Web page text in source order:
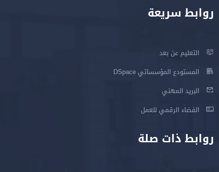
روابط سريعة
التعليم عن بعد
المستودع المؤسساتي DSpace
البريد المهني
الفضاء الرقمي للعمل
روابط ذات صلة